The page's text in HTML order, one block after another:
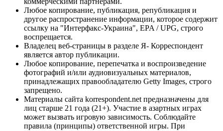
Любое копирование, публикация, републикация и
другое распространение информации, которое содержит
ссылку на "Интерфакс-Украина", EPA / UPG, строго
воспрещается.
Владелец веб-страницы в разделе Я- Корреспондент
является автор публикации.
Любое копирование, перепечатка и воспроизведение
фотографий и/или аудиовизуальных материалов,
принадлежащих правообладателю Getty Images, строго
запрещено.
Материалы сайта korrespondent.net предназначены для
лиц старше 21 года (21+). Участие в азартных играх
может вызвать игровую зависимость. Соблюдайте
правила (принципы) ответственной игры. При